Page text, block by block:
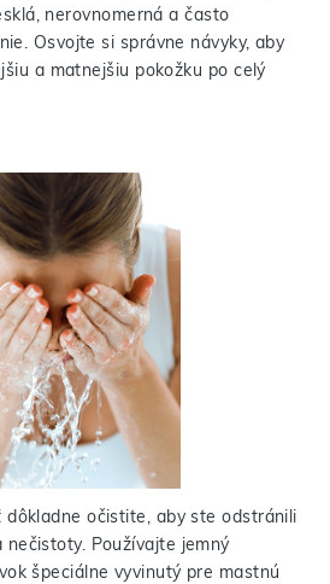
nerovnomerná a často
Osvojte si správne návyky, aby
a matnejšiu pokožku po celý
dôkladne očistite, aby ste odstránili
nečistoty. Používajte jemný
špeciálne vyvinutý pre mastnú